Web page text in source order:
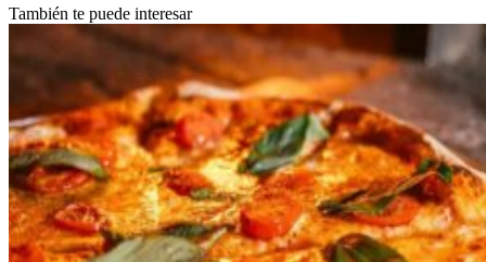
También te puede interesar